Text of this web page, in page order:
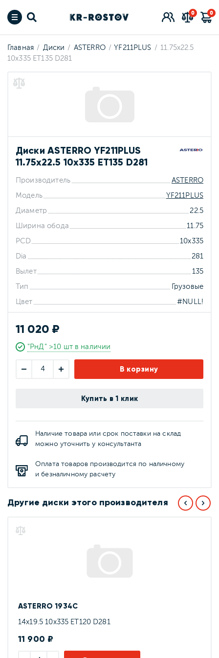
0 0
Главная Диски ASTERRO YF211PLUS
11.75x22.5
10x335 ET135 D281
Диски ASTERRO YF211PLUS
11.75x22.5 10x335 ET135 D281
Производитель ASTERRO
Модель YF211PLUS
Диаметр 22.5
Ширина обода 11.75
PCD 10x335
Dia 281
Вылет 135
Тип Грузовые
Цвет #NULL!
11 020 ₽
"РнД" >10 шт в наличии
В корзину
Купить в 1 клик
Наличие товара или срок поставки на склад
можно уточнить у консультанта
Оплата товаров производится по наличному
и безналичному расчету
Другие диски этого производителя
ASTERRO 1934C
14x19.5 10x335 ET120 D281
11 900 ₽